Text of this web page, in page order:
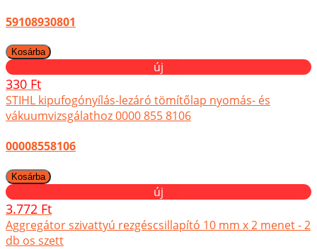
59108930801
új
330 Ft
STIHL kipufogónyílás-lezáró tömítőlap nyomás- és
vákuumvizsgálathoz 0000 855 8106
00008558106
új
3.772 Ft
Aggregátor szivattyú rezgéscsillapító 10 mm x 2 menet - 2
db os szett